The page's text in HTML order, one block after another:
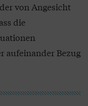
von Angesicht
die
aufeinander Bezug